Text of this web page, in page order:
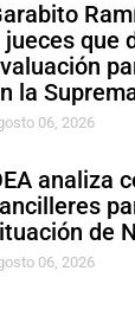
jueces que
la
06, 2026
analiza
de
06, 2026